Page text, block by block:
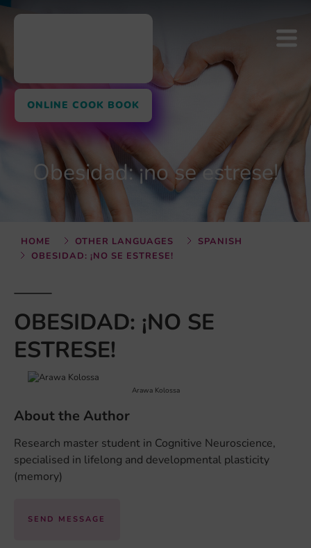
ONLINE COOK BOOK
Obesidad: ¡no se estrese!
HOME OTHER LANGUAGES
SPANISH
OBESIDAD: ¡NO SE ESTRESE!
OBESIDAD: ¡NO SE
ESTRESE!
Arawa Kolossa
About the Author
Research master student in Cognitive Neuroscience,
specialised in lifelong and developmental plasticity
(memory)
SEND MESSAGE